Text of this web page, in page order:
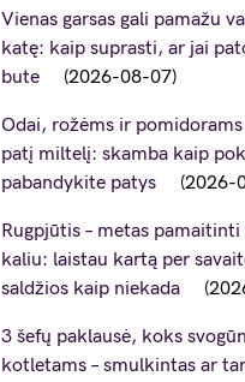
Vienas garsas gali pamažu
katę: kaip suprasti, ar jai
bute
2026-08-07
Odai, rožėms ir
patį miltelį: skamba kaip
pabandykite patys
2026-
Rugpjūtis – metas pamaitinti
kaliu: laistau kartą per
saldžios kaip niekada
3 šefų paklausė, koks
kotletams – smulkintas ar